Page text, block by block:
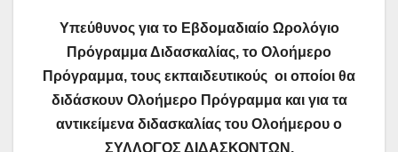
Υπεύθυνος για το Εβδομαδιαίο Ωρολόγιο
Πρόγραμμα Διδασκαλίας, το Ολοήμερο
Πρόγραμμα, τους εκπαιδευτικούς οι οποίοι θα
διδάσκουν Ολοήμερο Πρόγραμμα και για τα
αντικείμενα διδασκαλίας του Ολοήμερου ο
ΣΥΛΛΟΓΟΣ ΔΙΔΑΣΚΟΝΤΩΝ.